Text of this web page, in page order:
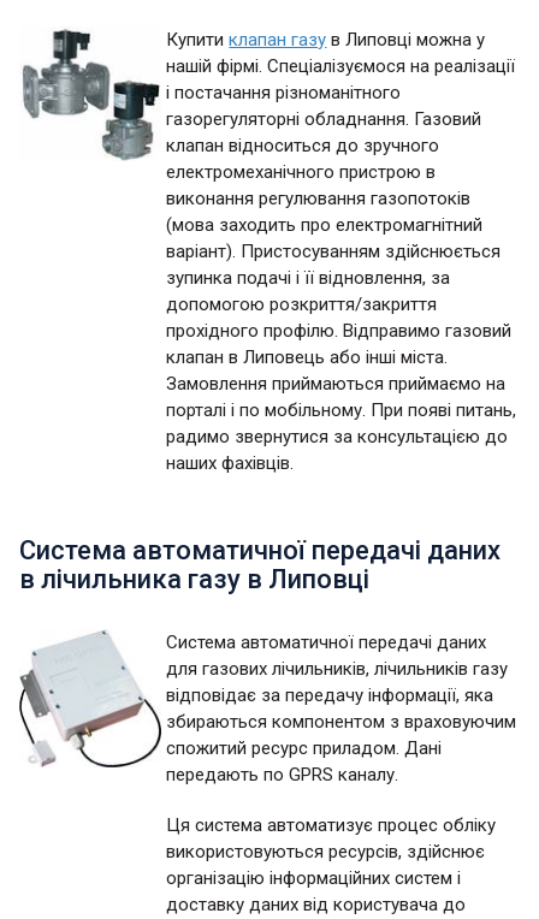
Купитиклапан газу в Липовці можна у
нашій фірмі. Спеціалізуємося на реалізації
і постачання різноманітного
газорегуляторні обладнання. Газовий
клапан відноситься до зручного
електромеханічного пристрою в
виконання регулювання газопотоків
(мова заходить про електромагнітний
варіант). Пристосуванням здійснюється
зупинка подачі і її відновлення, за
допомогою розкриття/закриття
прохідного профілю. Відправимо газовий
клапан в Липовець або інші міста.
Замовлення приймаються приймаємо на
порталі і по мобільному. При появі питань,
радимо звернутися за консультацією до
наших фахівців.
Система автоматичної передачі даних
в лічильника газу в Липовці
Система автоматичної передачі даних
для газових лічильників, лічильників газу
відповідає за передачу інформації, яка
збираються компонентом з враховуючим
спожитий ресурс приладом. Дані
передають по GPRS каналу.
Ця система автоматизує процес обліку
використовуються ресурсів, здійснює
організацію інформаційних систем і
доставку даних від користувача до